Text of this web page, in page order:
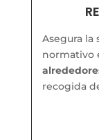
Asegura
normativo
recogida